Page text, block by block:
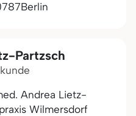
Berlin
Partzsch
Andrea Lietz-
Wilmersdorf